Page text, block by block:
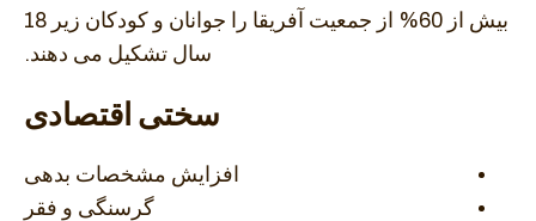
بیش از 60% از جمعیت آفریقا را جوانان و کودکان زیر 18
سال تشکیل می دهند.
سختی اقتصادی
افزایش مشخصات بدهی
گرسنگی و فقر